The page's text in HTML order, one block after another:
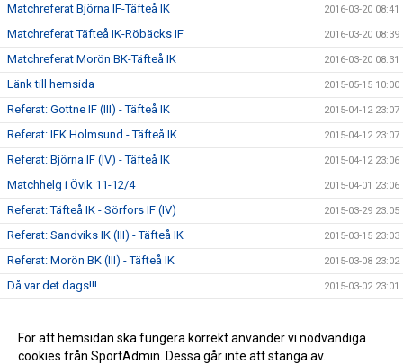
Matchreferat Björna IF-Täfteå IK 2016-03-20 08:41
Matchreferat Täfteå IK-Röbäcks IF 2016-03-20 08:39
Matchreferat Morön BK-Täfteå IK 2016-03-20 08:31
Länk till hemsida 2015-05-15 10:00
Referat: Gottne IF (III) - Täfteå IK 2015-04-12 23:07
Referat: IFK Holmsund - Täfteå IK 2015-04-12 23:07
Referat: Björna IF (IV) - Täfteå IK 2015-04-12 23:06
Matchhelg i Övik 11-12/4 2015-04-01 23:06
Referat: Täfteå IK - Sörfors IF (IV) 2015-03-29 23:05
Referat: Sandviks IK (III) - Täfteå IK 2015-03-15 23:03
Referat: Morön BK (III) - Täfteå IK 2015-03-08 23:02
Då var det dags!!! 2015-03-02 23:01
Ytterligare spelare klara för säsongen 2015:) 2015-02-02 10:47
Truppen för 2015 växer :)
För att hemsidan ska fungera korrekt använder vi nödvändiga
cookies från SportAdmin. Dessa går inte att stänga av.